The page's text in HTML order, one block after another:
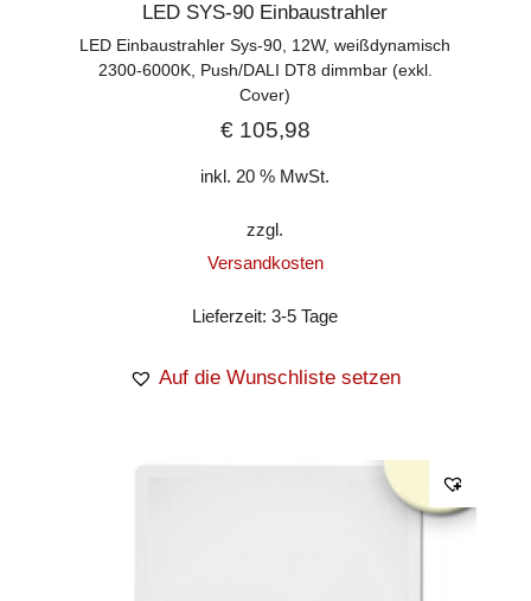
LED SYS-90 Einbaustrahler
LED Einbaustrahler Sys-90, 12W, weißdynamisch
2300-6000K, Push/DALI DT8 dimmbar (exkl.
Cover)
€105,98
inkl. 20 % MwSt.
zzgl.
Versandkosten
Lieferzeit:3-5 Tage
Auf die Wunschliste setzen